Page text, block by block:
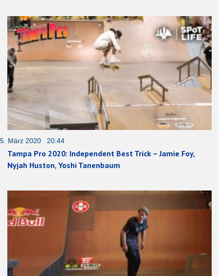
5. März 2020 20:44
Tampa Pro 2020: Independent Best Trick – Jamie Foy,
Nyjah Huston, Yoshi Tanenbaum